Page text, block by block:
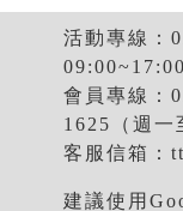
活動專線：
09:00~17:00
會員專線：
1625（週一
客服信箱：
建議使用